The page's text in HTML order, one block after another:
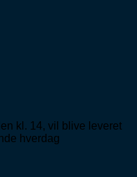
kl. 14, vil blive leveret
hverdag